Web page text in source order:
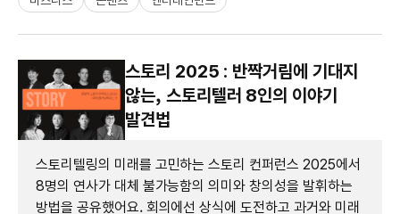
스토리 2025 : 반짝거림에 기대지
않는, 스토리텔러 8인의 이야기
발견법
스토리텔링의 미래를 고민하는 스토리 컨퍼런스 2025에서
8명의 연사가 대체 불가능함의 의미와 창의성을 발휘하는
방법을 공유했어요. 회의에선 상식에 도전하고 과거와 미래